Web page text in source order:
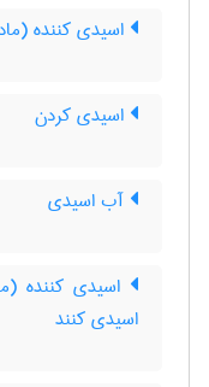
اسیدی کننده
اسیدی کردن
آب اسیدی
اسیدی کننده
اسیدی کنند